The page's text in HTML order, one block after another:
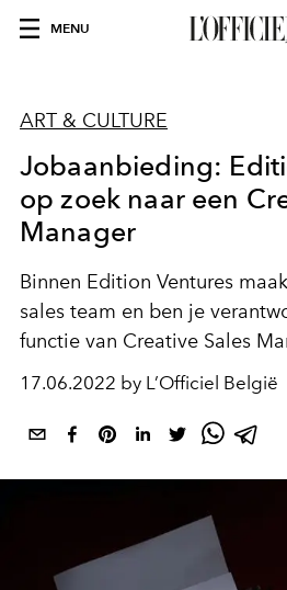
MENU
ART & CULTURE
Jobaanbieding:
op zoek naar een
Manager
Binnen Edition Ventures
sales team en ben je
functie van Creative Sales
17.06.2022 by L’Officiel België